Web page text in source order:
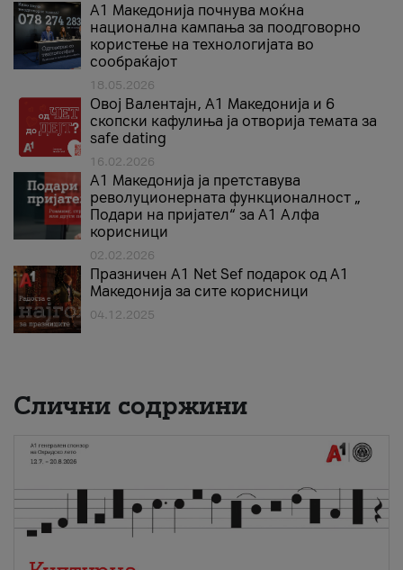
A1 Македонија почнува моќна
национална кампања за поодговорно
користење на технологијата во
сообраќајот
18.05.2026
Овој Валентајн, A1 Македонија и 6
скопски кафулиња ја отворија темата за
safe dating
16.02.2026
А1 Македонија ја претставува
револуционерната функционалност „
Подари на пријател“ за А1 Алфа
корисници
02.02.2026
Празничен A1 Net Sеf подарок од А1
Македонија за сите корисници
04.12.2025
Слични содржини